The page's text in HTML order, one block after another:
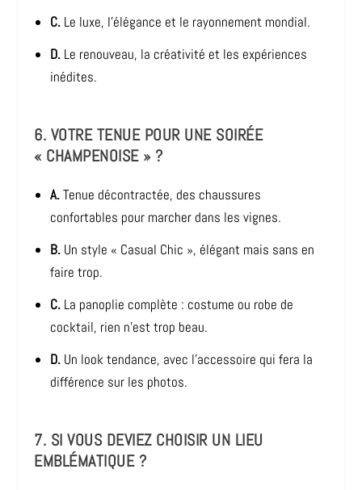
C.Le luxe, l’élégance et le rayonnement mondial.
D.Le renouveau, la créativité et les expériences
inédites.
6. VOTRE TENUE POUR UNE SOIRÉE
« CHAMPENOISE » ?
A.Tenue décontractée, des chaussures
confortables pour marcher dans les vignes.
B.Un style « Casual Chic », élégant mais sans en
faire trop.
C.La panoplie complète : costume ou robe de
cocktail, rien n’est trop beau.
D.Un look tendance, avec l’accessoire qui fera la
différence sur les photos.
7. SI VOUS DEVIEZ CHOISIR UN LIEU
EMBLÉMATIQUE ?